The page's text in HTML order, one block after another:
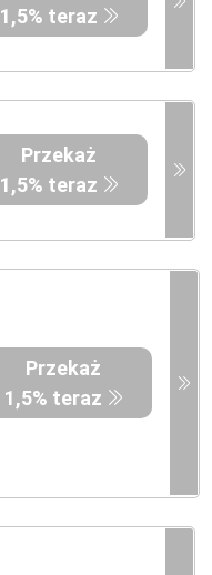
1,5% teraz
Przekaż
1,5% teraz
Przekaż
1,5% teraz